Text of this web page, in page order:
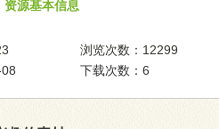
资源基本信息
浏览次数：12299
下载次数：6